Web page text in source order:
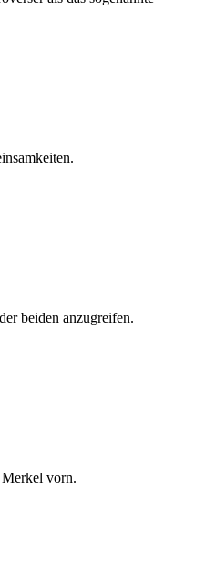
beiden anzugreifen.
vorn.